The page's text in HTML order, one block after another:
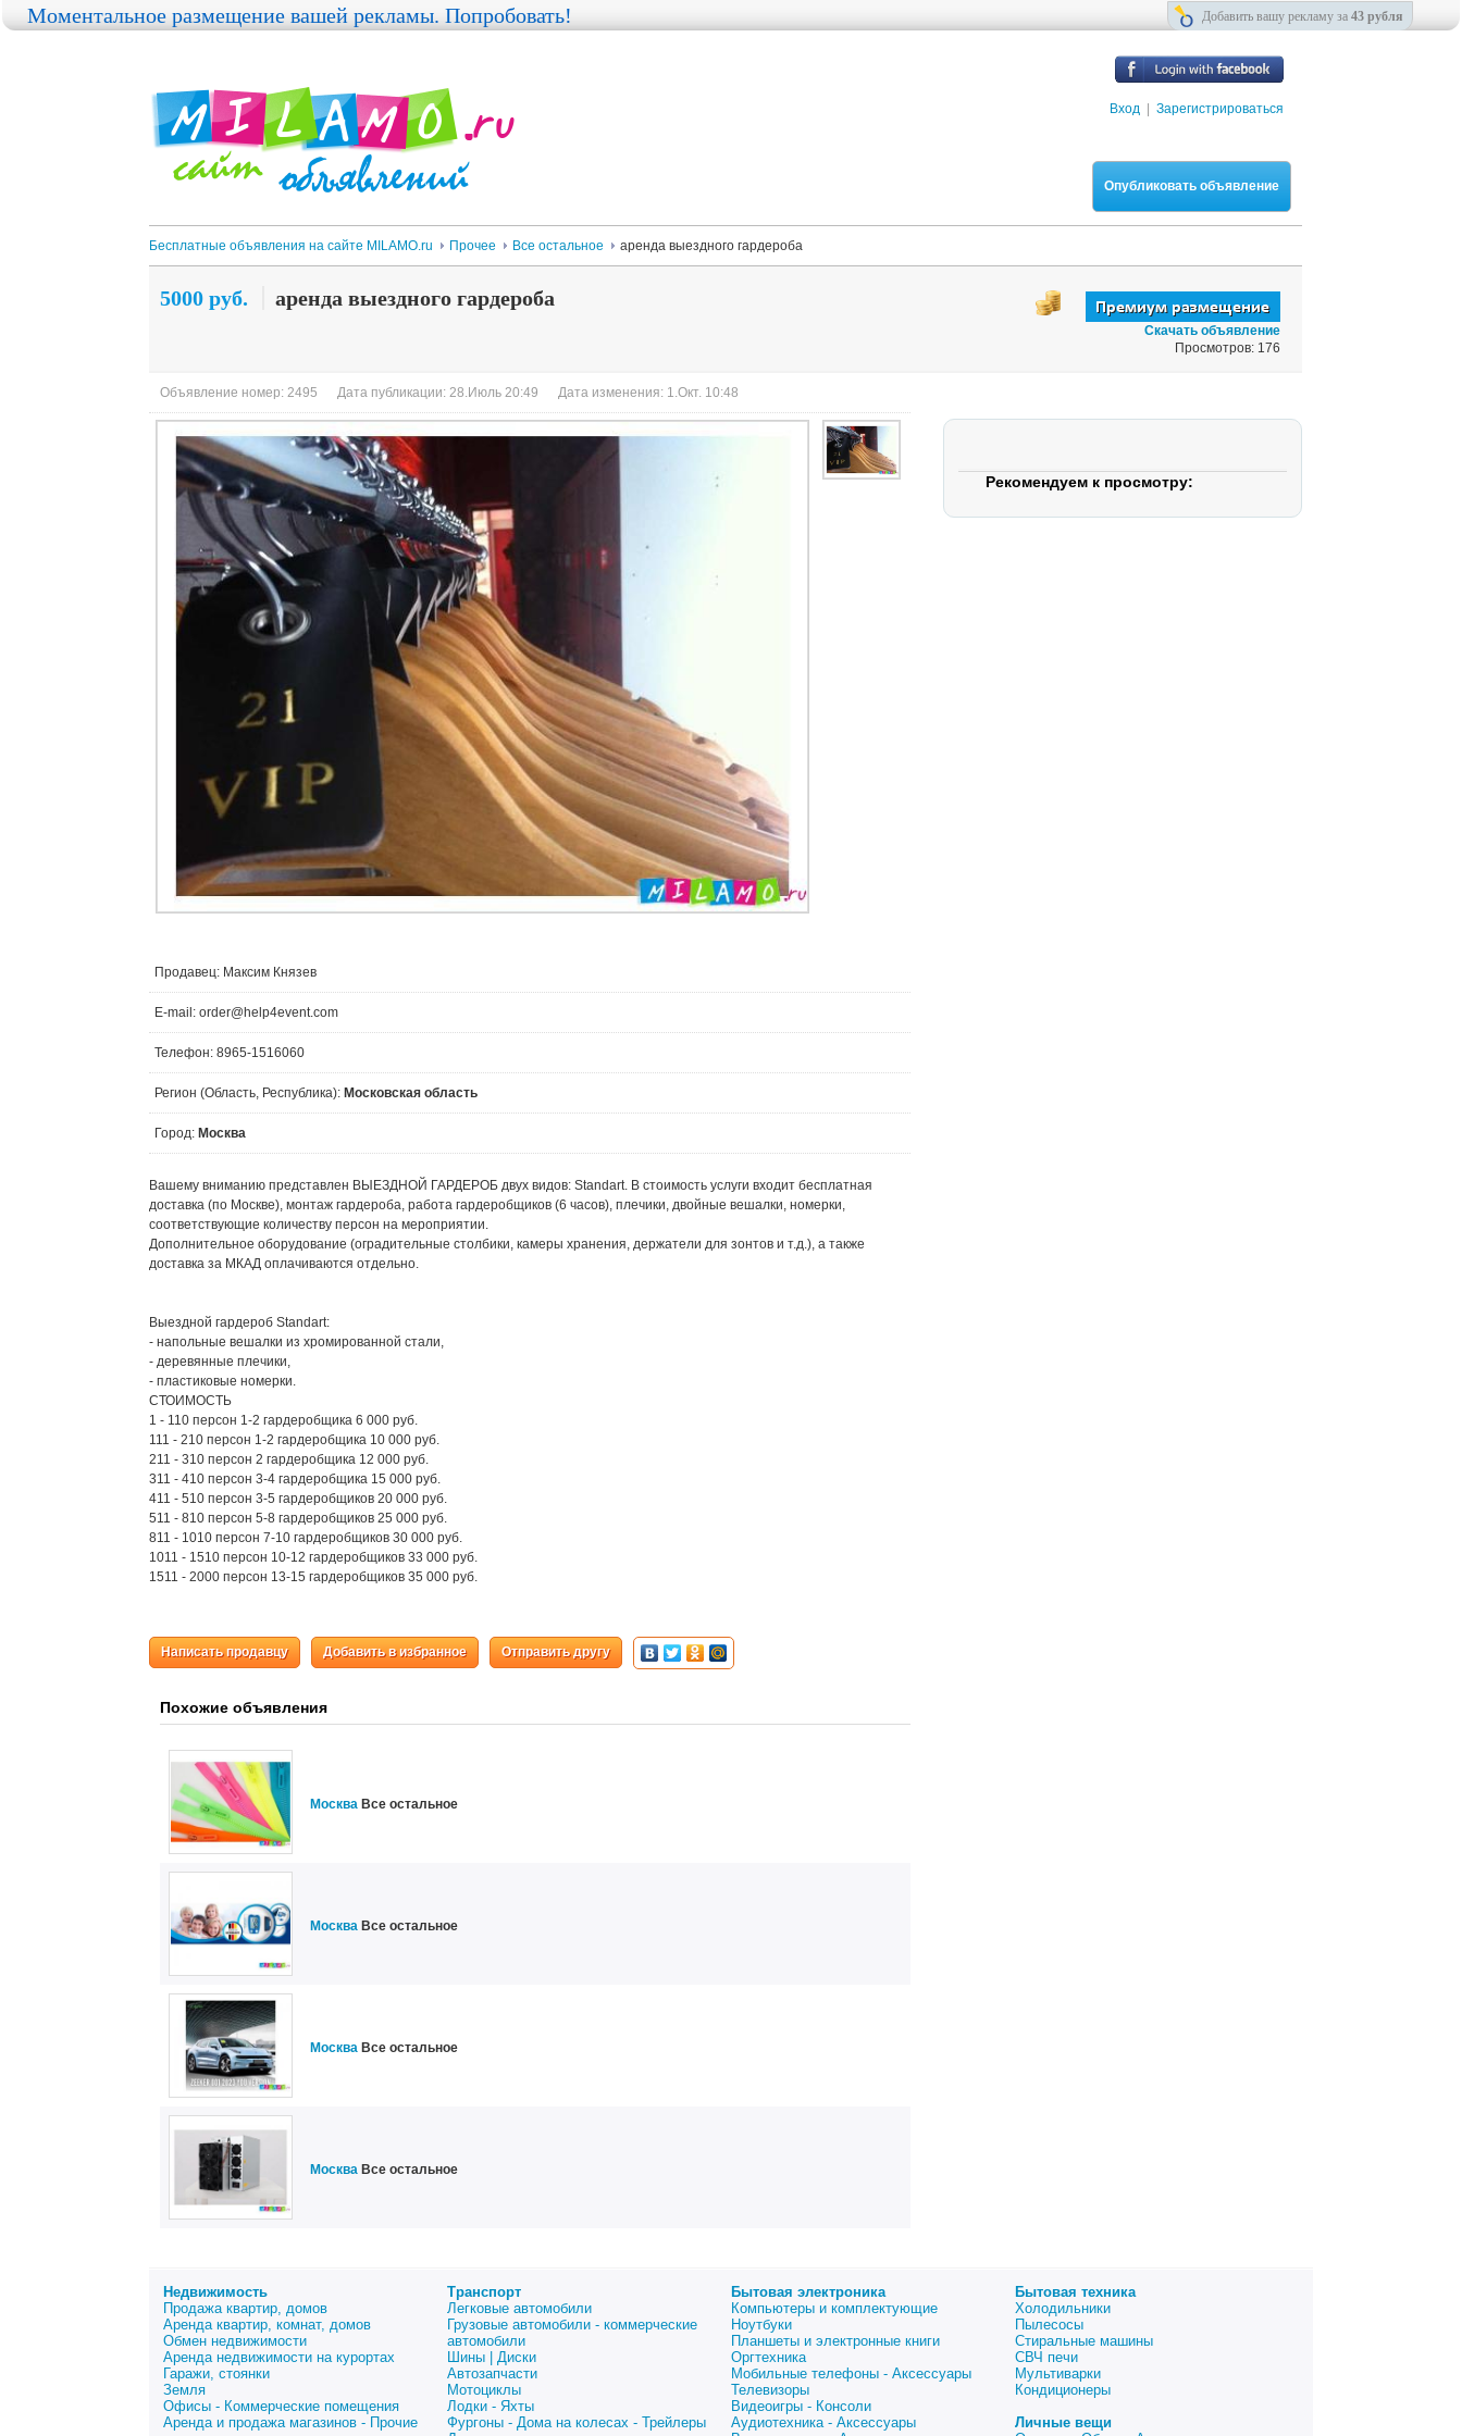
Вход Зарегистрироваться
Опубликовать объявление
Бесплатные объявления на сайте MILAMO.ru Прочее Все остальное аренда выездного гардероба
5000 руб. аренда выездного гардероба
Скачать объявление
Просмотров: 176
Объявление номер: 2495 Дата публикации: 28.Июль 20:49 Дата изменения: 1.Окт. 10:48
Продавец: Максим Князев
E-mail: order@help4event.com
Телефон: 8965-1516060
Регион (Область, Республика): Московская область
Город: Москва
Вашему вниманию представлен ВЫЕЗДНОЙ ГАРДЕРОБ двух видов: Standart. В стоимость услуги входит бесплатная
доставка (по Москве), монтаж гардероба, работа гардеробщиков (6 часов), плечики, двойные вешалки, номерки,
соответствующие количеству персон на мероприятии.
Дополнительное оборудование (оградительные столбики, камеры хранения, держатели для зонтов и т.д.), а также
доставка за МКАД оплачиваются отдельно.
Выездной гардероб Standart:
- напольные вешалки из хромированной стали,
- деревянные плечики,
- пластиковые номерки.
СТОИМОСТЬ
1 - 110 персон 1-2 гардеробщика 6 000 руб.
111 - 210 персон 1-2 гардеробщика 10 000 руб.
211 - 310 персон 2 гардеробщика 12 000 руб.
311 - 410 персон 3-4 гардеробщика 15 000 руб.
411 - 510 персон 3-5 гардеробщиков 20 000 руб.
511 - 810 персон 5-8 гардеробщиков 25 000 руб.
811 - 1010 персон 7-10 гардеробщиков 30 000 руб.
1011 - 1510 персон 10-12 гардеробщиков 33 000 руб.
1511 - 2000 персон 13-15 гардеробщиков 35 000 руб.
Написать продавцу Добавить в избранное Отправить другу
Похожие объявления
Москва Все остальное
Москва Все остальное
Москва Все остальное
Москва Все остальное
Моментальное размещение вашей рекламы. Попробовать! Добавить вашу рекламу за 43 рубля
Рекомендуем к просмотру:
Недвижимость
Продажа квартир, домов
Аренда квартир, комнат, домов
Обмен недвижимости
Аренда недвижимости на курортах
Гаражи, стоянки
Земля
Офисы - Коммерческие помещения
Аренда и продажа магазинов - Прочие
Транспорт
Легковые автомобили
Грузовые автомобили - коммерческие
автомобили
Шины | Диски
Автозапчасти
Мотоциклы
Лодки - Яхты
Фургоны - Дома на колесах - Трейлеры
Бытовая электроника
Компьютеры и комплектующие
Ноутбуки
Планшеты и электронные книги
Оргтехника
Мобильные телефоны - Аксессуары
Телевизоры
Видеоигры - Консоли
Аудиотехника - Аксессуары
Бытовая техника
Холодильники
Пылесосы
Стиральные машины
СВЧ печи
Мультиварки
Кондиционеры
Личные вещи